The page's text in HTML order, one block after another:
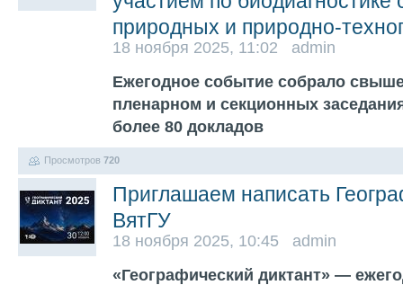
природных и природно-
18 ноября 2025, 11:02 admin
Ежегодное событие собрало
пленарном и секционных
более 80 докладов
Просмотров 720
Приглашаем написать
ВятГУ
18 ноября 2025, 10:45 admin
«Географический диктант» —